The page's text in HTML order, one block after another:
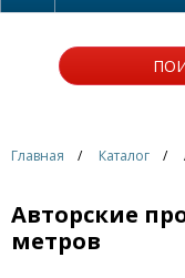
Главная Каталог
Авторские
метров